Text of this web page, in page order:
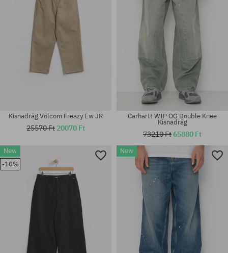
Elérhető méretek:
32
Elérhető méretek:
Kisnadrág Volcom Freazy Ew JR
25570 Ft 20070 Ft
Carhartt WIP OG Double Knee
Kisnadrág
73210 Ft65880 Ft
New
-10%
New